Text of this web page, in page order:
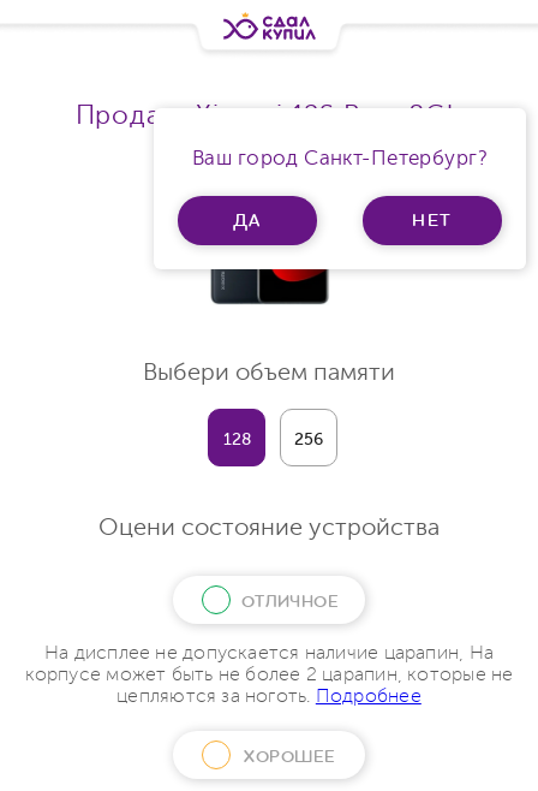
Ваш город Санкт-Петербург?
ДА НЕТ
Продать Xiaomi 12S Ram 8Gb
Выбери объем памяти
128 256
Оцени состояние устройства
ОТЛИЧНОЕ
На дисплее не допускается наличие царапин, На
корпусе может быть не более 2 царапин, которые не
цепляются за ноготь. Подробнее
ХОРОШЕЕ